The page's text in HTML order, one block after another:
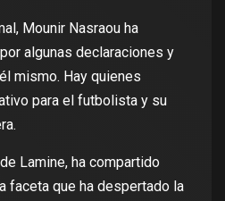
Mounir Nasraou ha
algunas declaraciones y
mismo. Hay quienes
para el futbolista y su
Lamine, ha compartido
faceta que ha despertado la